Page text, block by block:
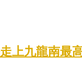
上九龍南最